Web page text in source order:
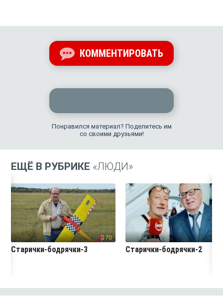
КОММЕНТИРОВАТЬ
Понравился материал? Поделитесь им
со своими друзьями!
ЕЩЁ В РУБРИКЕ «ЛЮДИ»
70
Старички-бодрячки-3 Старички-бодрячки-2